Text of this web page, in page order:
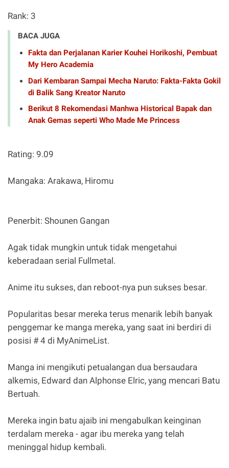
Rank: 3
BACA JUGA
Fakta dan Perjalanan Karier Kouhei Horikoshi, Pembuat
My Hero Academia
Dari Kembaran Sampai Mecha Naruto: Fakta-Fakta Gokil
di Balik Sang Kreator Naruto
Berikut 8 Rekomendasi Manhwa Historical Bapak dan
Anak Gemas seperti Who Made Me Princess
Rating: 9.09
Mangaka: Arakawa, Hiromu
Penerbit: Shounen Gangan
Agak tidak mungkin untuk tidak mengetahui
keberadaan serial Fullmetal.
Anime itu sukses, dan reboot-nya pun sukses besar.
Popularitas besar mereka terus menarik lebih banyak
penggemar ke manga mereka, yang saat ini berdiri di
posisi # 4 di MyAnimeList.
Manga ini mengikuti petualangan dua bersaudara
alkemis, Edward dan Alphonse Elric, yang mencari Batu
Bertuah.
Mereka ingin batu ajaib ini mengabulkan keinginan
terdalam mereka - agar ibu mereka yang telah
meninggal hidup kembali.